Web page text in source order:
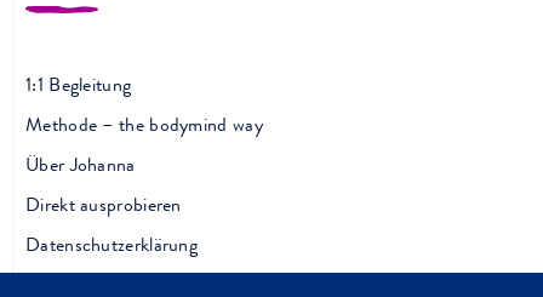
1:1 Begleitung
Methode – the bodymind way
Über Johanna
Direkt ausprobieren
Datenschutzerklärung